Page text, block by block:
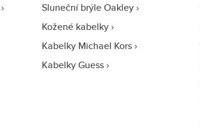
Sluneční brýle Oakley
Kožené kabelky
Kabelky Michael Kors
Kabelky Guess